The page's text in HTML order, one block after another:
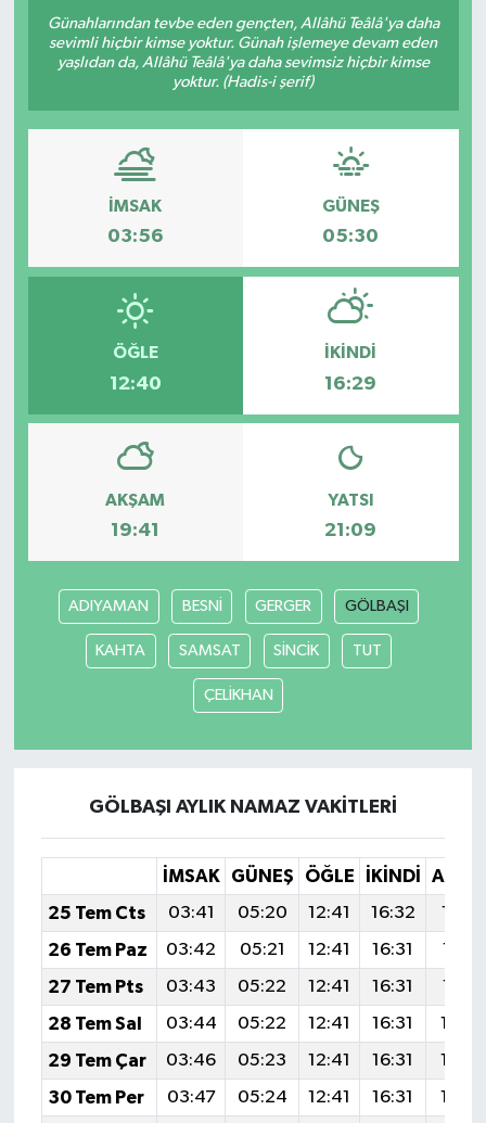
Günahlarından tevbe eden gençten, Allâhü Teâlâ'ya daha
sevimli hiçbir kimse yoktur. Günah işlemeye devam eden
yaşlıdan da, Allâhü Teâlâ'ya daha sevimsiz hiçbir kimse
yoktur. (Hadis-i şerif)
İMSAK
03:56
GÜNEŞ
05:30
ÖĞLE
12:40
İKINDI
16:29
AKŞAM
19:41
YATSI
21:09
ADIYAMAN BESNİ GERGER GÖLBAŞI
KAHTA SAMSAT SİNCİK TUT
ÇELİKHAN
GÖLBAŞI AYLIK NAMAZ VAKITLERI
İMSAK GÜNEŞ ÖĞLE İKINDI
25 Tem Cts
03:41 05:20 12:41 16:32
19:52
26 Tem Paz
03:42 05:21 12:41 16:31
19:51
27 Tem Pts
03:43 05:22 12:41 16:31
19:51
28 Tem Sal
03:44 05:22 12:41 16:31
29 Tem Çar
03:46 05:23 12:41 16:31
30 Tem Per
03:47 05:24 12:41 16:31